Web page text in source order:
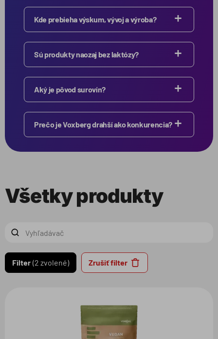
Kde prebieha výskum, vývoj a výroba?
Sú produkty naozaj bez laktózy?
Aký je pôvod surovín?
Prečo je Voxberg drahší ako konkurencia?
Všetky produkty
Filter 2 zvolené Zrušiť filter